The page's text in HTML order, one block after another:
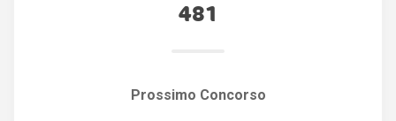
481
Prossimo Concorso